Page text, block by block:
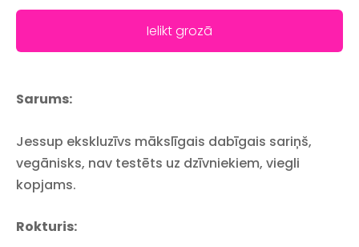
Ielikt grozā
Sarums:
Jessup ekskluzīvs mākslīgais dabīgais sariņš,
vegānisks, nav testēts uz dzīvniekiem, viegli
kopjams.
Rokturis: